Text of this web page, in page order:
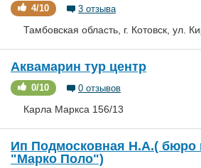
Мне нравится 0
4/10 3 отзыва
Тамбовская область, г. Котовск, ул.
Аквамарин тур центр
0/10 0 отзывов
Карла Маркса 156/13
Ип Подмосковная Н.А.( бюро
"Марко Поло")